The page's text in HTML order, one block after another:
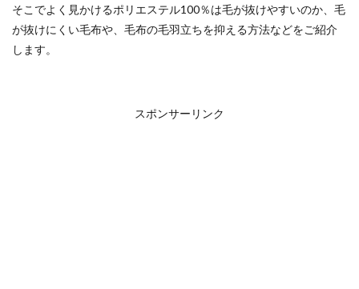
そこでよく見かけるポリエステル100％は毛が抜けやすいのか、毛
が抜けにくい毛布や、毛布の毛羽立ちを抑える方法などをご紹介
します。
スポンサーリンク